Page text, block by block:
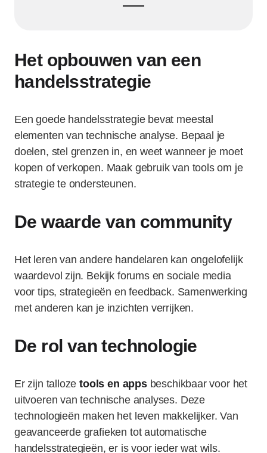
Het opbouwen van een
handelsstrategie
Een goede handelsstrategie bevat meestal
elementen van technische analyse. Bepaal je
doelen, stel grenzen in, en weet wanneer je moet
kopen of verkopen. Maak gebruik van tools om je
strategie te ondersteunen.
De waarde van community
Het leren van andere handelaren kan ongelofelijk
waardevol zijn. Bekijk forums en sociale media
voor tips, strategieën en feedback. Samenwerking
met anderen kan je inzichten verrijken.
De rol van technologie
Er zijn tallozetools en appsbeschikbaar voor het
uitvoeren van technische analyses. Deze
technologieën maken het leven makkelijker. Van
geavanceerde grafieken tot automatische
handelsstrategieën, er is voor ieder wat wils.